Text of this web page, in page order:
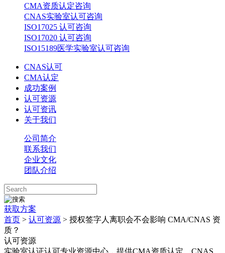
CMA资质认定咨询
CNAS实验室认可咨询
ISO17025 认可咨询
ISO17020 认可咨询
ISO15189医学实验室认可咨询
CNAS认可
CMA认定
成功案例
认可资源
认可资讯
关于我们
公司简介
联系我们
企业文化
团队介绍
获取方案
首页 > 认可资源 > 授权签字人离职会不会影响 CMA/CNAS 资
质？
认可资源
实验室认证认可专业资源中心，提供CMA资质认定、CNAS